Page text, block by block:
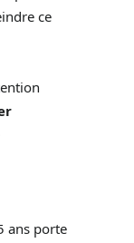
ce
ans porte